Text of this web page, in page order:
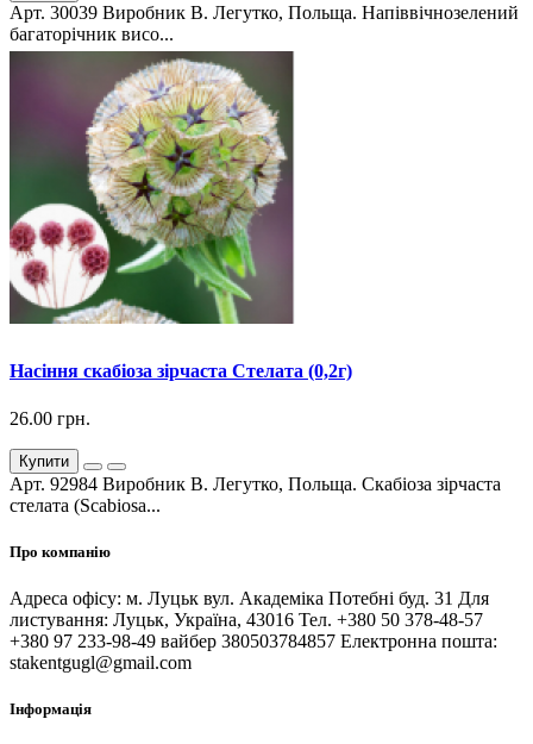
Арт. 30039 Виробник В. Легутко, Польща. Напіввічнозелений
багаторічник висо...
Насіння скабіоза зірчаста Стелата (0,2г)
26.00 грн.
Купити
Арт. 92984 Виробник В. Легутко, Польща. Скабіоза зірчаста
стелата (Scabiosa...
Про компанію
Адреса офісу: м. Луцьк вул. Академіка Потебні буд. 31 Для
листування: Луцьк, Україна, 43016 Тел. +380 50 378-48-57
+380 97 233-98-49 вайбер 380503784857 Електронна пошта:
stakentgugl@gmail.com
Інформація